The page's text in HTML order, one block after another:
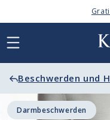
Inhalt
Beschwerden und
Darmbeschwerden